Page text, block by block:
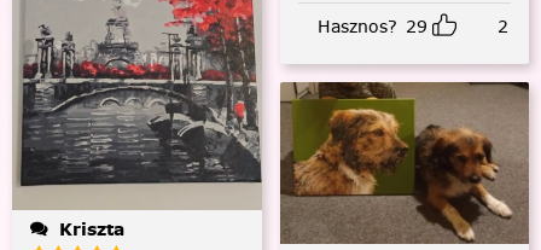
Kriszta
Hasznos? 29 2